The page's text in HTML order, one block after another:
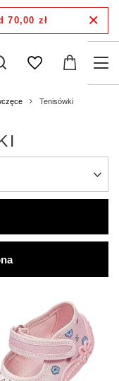
70,00 zł
Tenisówki